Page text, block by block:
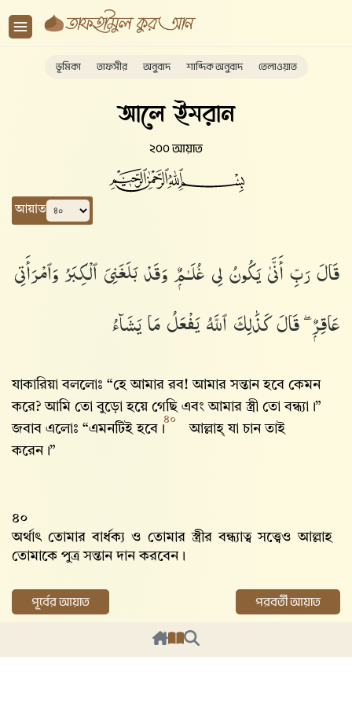
ভূমিকা তাফসীর অনুবাদ শাব্দিক অনুবাদ তেলাওয়াত
আলে ইমরান
২০০ আয়াত
আয়াত
قَالَ رَبِّ أَنَّىٰ يَكُونُ لِى غُلَـٰمٌۭ وَقَدْ بَلَغَنِىَ ٱلْكِبَرُ وَٱمْرَأَتِى
عَاقِرٌۭ ۖ قَالَ كَذَٰلِكَ ٱللَّهُ يَفْعَلُ مَا يَشَآءُ
যাকারিয়া বললোঃ “হে আমার রব! আমার সন্তান হবে কেমন
করে? আমি তো বুড়ো হয়ে গেছি এবং আমার স্ত্রী তো বন্ধ্যা।”
জবাব এলোঃ “এমনটিই হবে।
৪০
আল্লাহ্‌ যা চান তাই
করেন।”
৪০
অর্থাৎ তোমার বার্ধক্য ও তোমার স্ত্রীর বন্ধ্যাত্ব সত্ত্বেও আল্লাহ‌
তোমাকে পুত্র সন্তান দান করবেন।
পূর্বের আয়াত পরবর্তী আয়াত